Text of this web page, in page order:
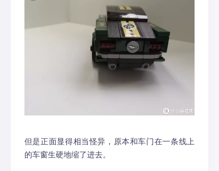
但是正面显得相当怪异，原本和车门在一条线上
的车窗生硬地缩了进去。